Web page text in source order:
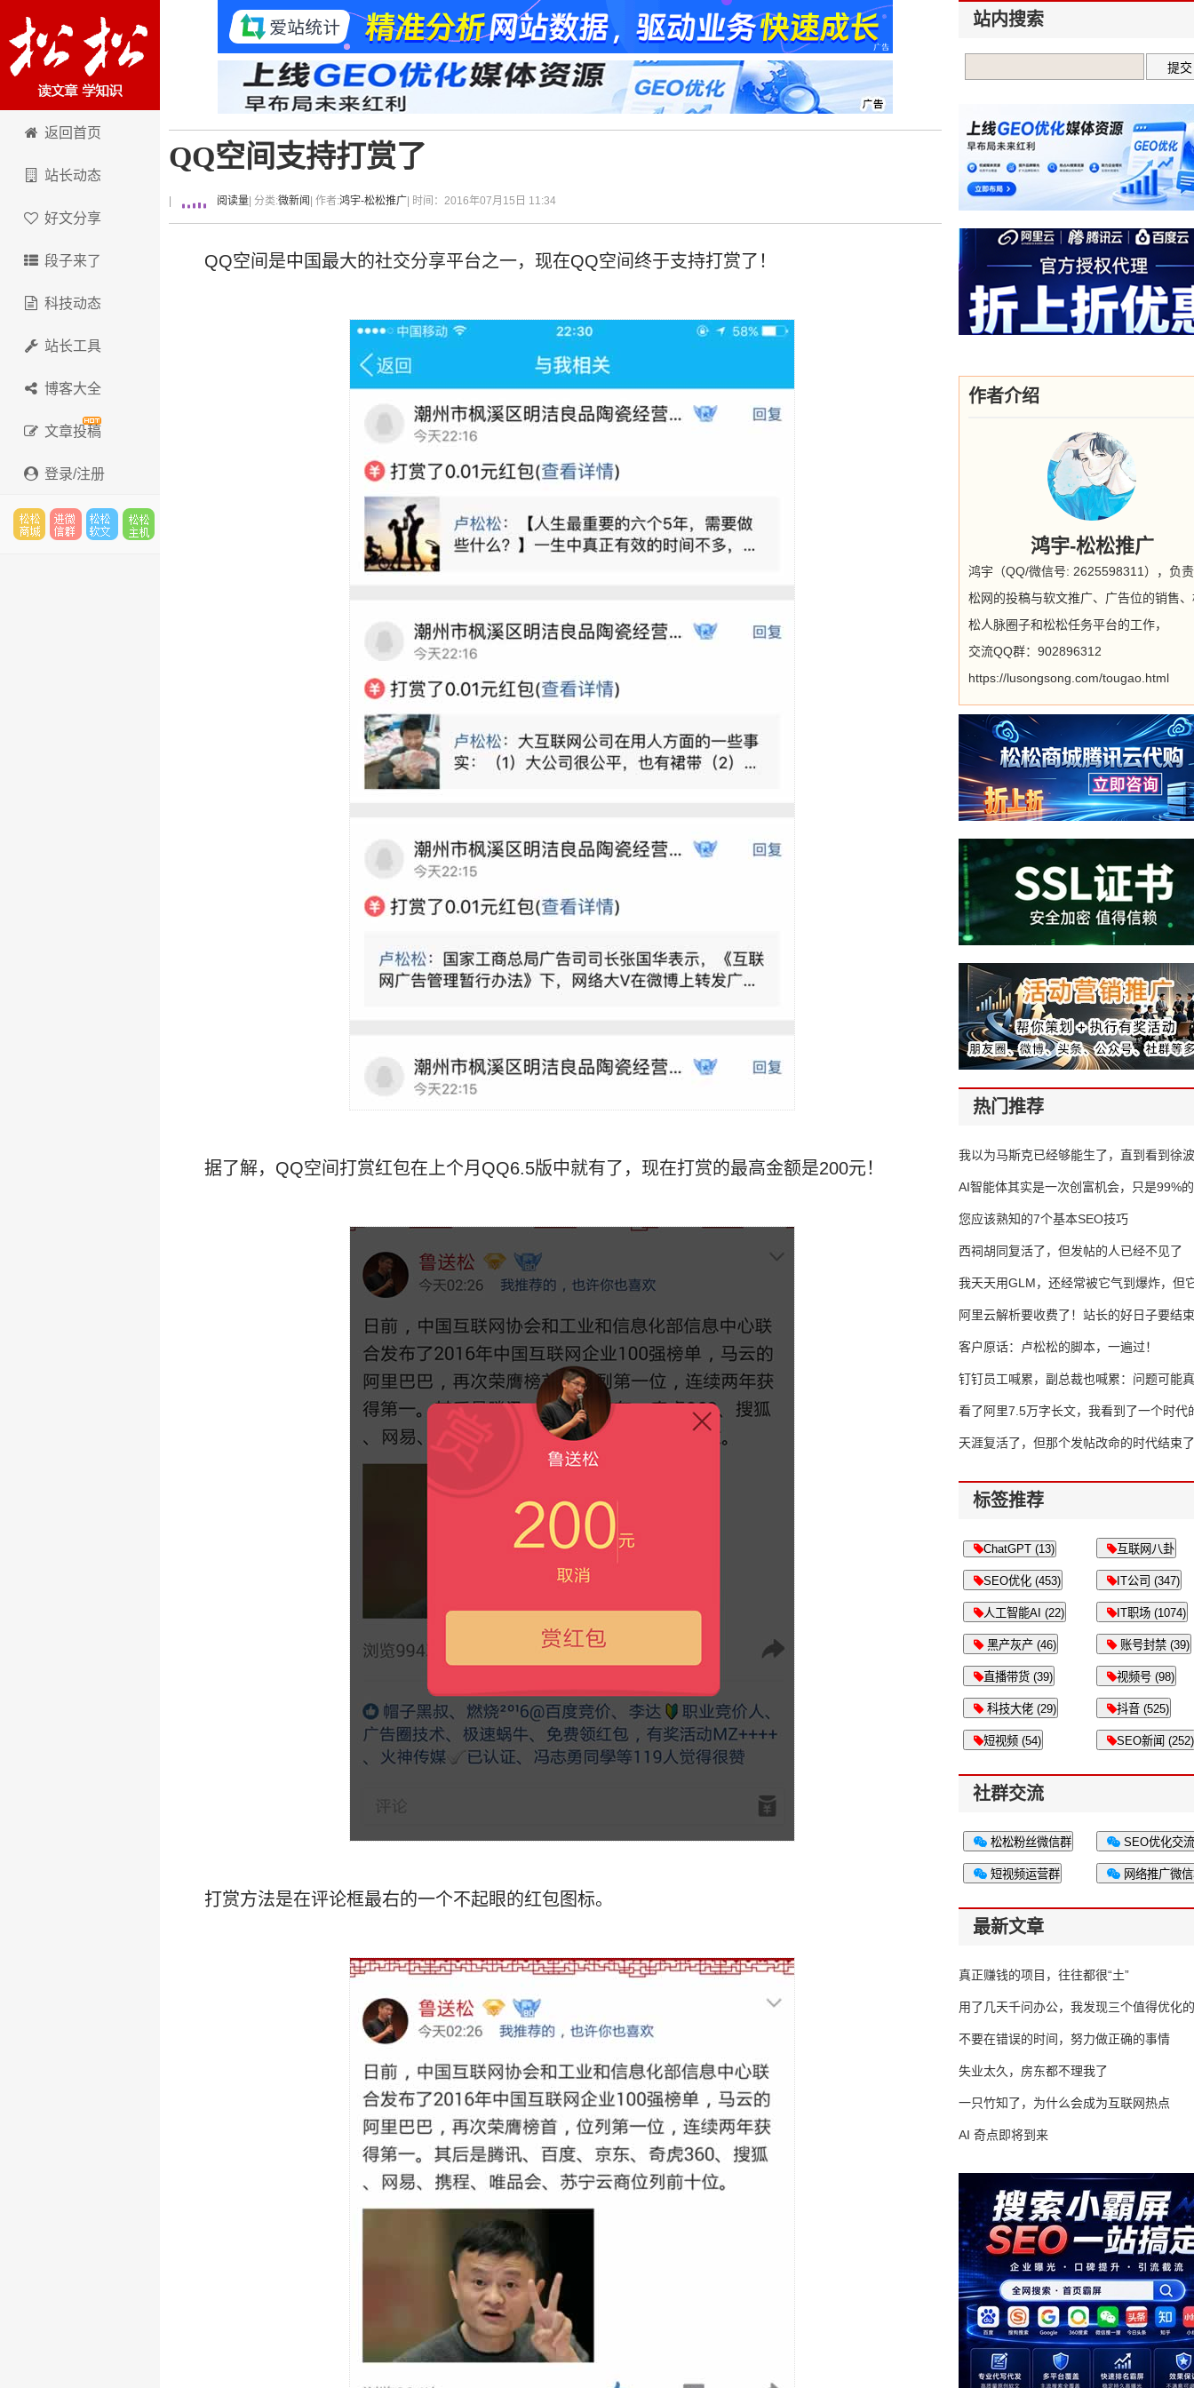
卢松松博客
返回首页
站长动态
好文分享
段子来了
科技动态
站长工具
博客大全
文章投稿
登录/注册
QQ空间支持打赏了
阅读量 | 分类:微新闻 | 作者:鸿宇-松松推广 | 时间：2016年07月15日 11:34
QQ空间是中国最大的社交分享平台之一，现在QQ空间终于支持打赏了！
据了解，QQ空间打赏红包在上个月QQ6.5版中就有了，现在打赏的最高金额是200元！
打赏方法是在评论框最右的一个不起眼的红包图标。
站内搜索
作者介绍
鸿宇-松松推广
鸿宇（QQ/微信号: 2625598311），负
松网的投稿与软文推广、广告位的销售
松人脉圈子和松松任务平台的工作，
交流QQ群：902896312
https://lusongsong.com/tougao.html
热门推荐
我以为马斯克已经够能生了，直到看到
AI智能体其实是一次创富机会，只是99%
错过了
您应该熟知的7个基本SEO技巧
西祠胡同复活了，但发帖的人已经不见了
我天天用GLM，还经常被它气到爆炸，但
16万亿
阿里云解析要收费了！站长的好日子要结
客户原话：卢松松的脚本，一遍过！
钉钉员工喊累，副总裁也喊累：问题可能
了
看了阿里7.5万字长文，我看到了一个时代
天涯复活了，但那个发帖改命的时代结束了
标签推荐
ChatGPT (13) 互联网八卦
SEO优化 (453) IT公司 (347)
人工智能AI (22) IT职场 (1074)
黑产灰产 (46) 账号封禁 (39)
直播带货 (39) 视频号 (98)
科技大佬 (29) 抖音 (525)
短视频 (54) SEO新闻 (252)
社群交流
松松粉丝微信群 SEO优化交
短视频运营群 网络推广微
最新文章
真正赚钱的项目，往往都很“土”
用了几天千问办公，我发现三个值得优化
不要在错误的时间，努力做正确的事情
失业太久，房东都不理我了
一只竹知了，为什么会成为互联网热点
AI 奇点即将到来